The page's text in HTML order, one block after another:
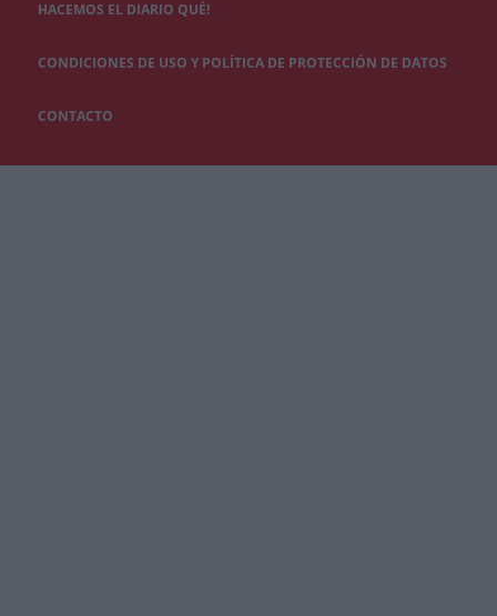
HACEMOS EL DIARIO QUÉ!
CONDICIONES DE USO Y POLÍTICA DE PROTECCIÓN DE DATOS
CONTACTO